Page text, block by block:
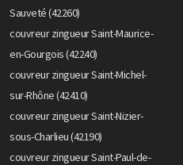
Sauveté (42260)
couvreur zingueur Saint-Maurice-
en-Gourgois (42240)
couvreur zingueur Saint-Michel-
sur-Rhône (42410)
couvreur zingueur Saint-Nizier-
sous-Charlieu (42190)
couvreur zingueur Saint-Paul-de-